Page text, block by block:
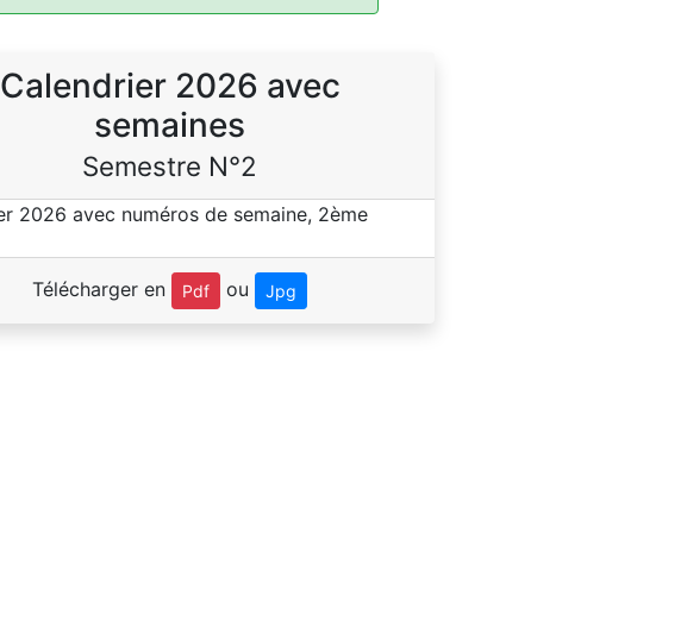
Calendrier 2026 avec
semaines
Semestre N°2
Télécharger en Pdf ou Jpg